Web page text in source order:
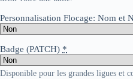
Badge (PATCH) *
Disponible pour les grandes ligues et